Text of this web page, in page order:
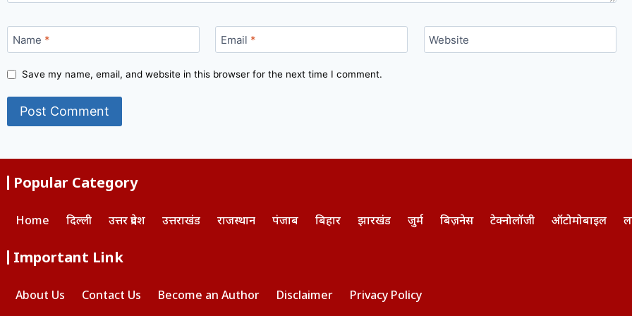
Name * Email * Website
Save my name, email, and website in this browser for the next time I comment.
Popular Category
Home दिल्ली उत्तर प्रदेश उत्तराखंड राजस्थान पंजाब बिहार झारखंड जुर्म बिज़नेस टेक्नोलॉजी ऑटोमोबाइल
Important Link
About Us Contact Us Become an Author Disclaimer Privacy Policy